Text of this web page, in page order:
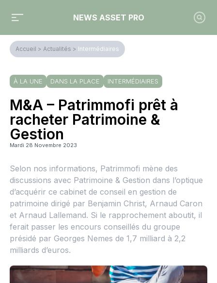
NEWS ASSET PRO
Accueil > Actualités > Intermédiaires
À LA UNE DANS LA PLACE INTERMÉDIAIRES
M&A – Patrimmofi prêt à
racheter Patrimoine &
Gestion
Mardi 28 Novembre 2023
Selon nos informations, Patrimmofi mène des
discussions avec Patrimoine & Gestion dans l’optique
d’acquérir ce cabinet de conseil en gestion de
patrimoine dirigé par Benjamin Christ, Arnaud Caron
et Arnaud Lallemand. Si le rapprochement aboutit, il
ferait passer les encours conseillés du groupe
présidé par Georges Nemes de 1,7 milliard à 2,2
milliards d’euros.